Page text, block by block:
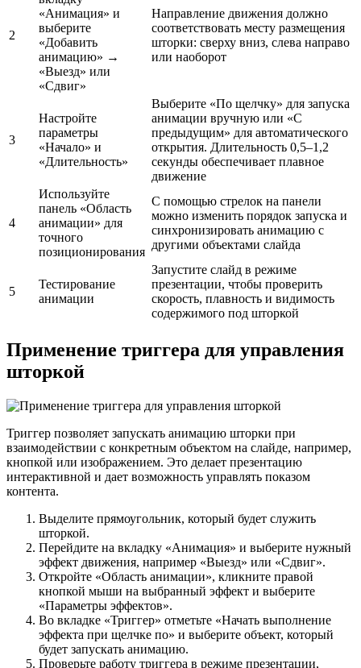
2
«Анимация» и
выберите
«Добавить
анимацию» →
«Выезд» или
«Сдвиг»
Направление движения должно
соответствовать месту размещения
шторки: сверху вниз, слева направо
или наоборот
3
Настройте
параметры
«Начало» и
«Длительность»
Выберите «По щелчку» для запуска
анимации вручную или «С
предыдущим» для автоматического
открытия. Длительность 0,5–1,2
секунды обеспечивает плавное
движение
4
Используйте
панель «Область
анимации» для
точного
позиционирования
С помощью стрелок на панели
можно изменить порядок запуска и
синхронизировать анимацию с
другими объектами слайда
5
Тестирование
анимации
Запустите слайд в режиме
презентации, чтобы проверить
скорость, плавность и видимость
содержимого под шторкой
Применение триггера для управления
шторкой
Триггер позволяет запускать анимацию шторки при
взаимодействии с конкретным объектом на слайде, например,
кнопкой или изображением. Это делает презентацию
интерактивной и дает возможность управлять показом
контента.
Выделите прямоугольник, который будет служить
шторкой.
Перейдите на вкладку «Анимация» и выберите нужный
эффект движения, например «Выезд» или «Сдвиг».
Откройте «Область анимации», кликните правой
кнопкой мыши на выбранный эффект и выберите
«Параметры эффектов».
Во вкладке «Триггер» отметьте «Начать выполнение
эффекта при щелчке по» и выберите объект, который
будет запускать анимацию.
Проверьте работу триггера в режиме презентации,